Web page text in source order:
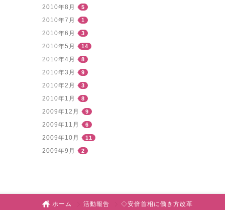
2010年8月 5
2010年7月 1
2010年6月 3
2010年5月 14
2010年4月 8
2010年3月 9
2010年2月 3
2010年1月 8
2009年12月 9
2009年11月 6
2009年10月 11
2009年9月 2
ホーム 活動報告
◇安倍首相に働き方改革